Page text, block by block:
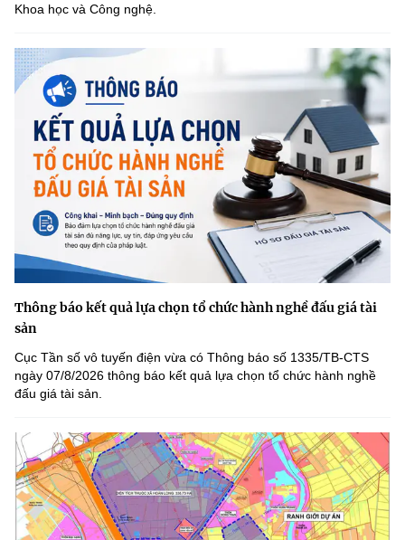
Khoa học và Công nghệ.
Thông báo kết quả lựa chọn tổ chức hành nghề đấu giá tài
sản
Cục Tần số vô tuyến điện vừa có Thông báo số 1335/TB-CTS
ngày 07/8/2026 thông báo kết quả lựa chọn tổ chức hành nghề
đấu giá tài sản.